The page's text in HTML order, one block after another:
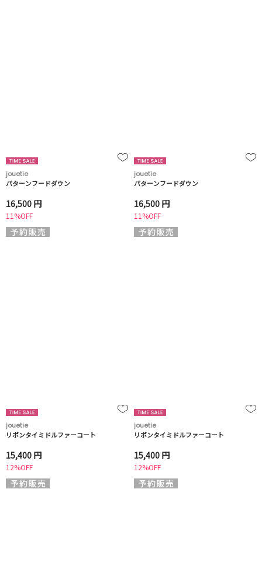
jouetie
パターンフードダウン
16,500 円
11%OFF
jouetie
パターンフードダウン
16,500 円
11%OFF
jouetie
リボンタイミドルファーコート
15,400 円
12%OFF
jouetie
リボンタイミドルファーコート
15,400 円
12%OFF